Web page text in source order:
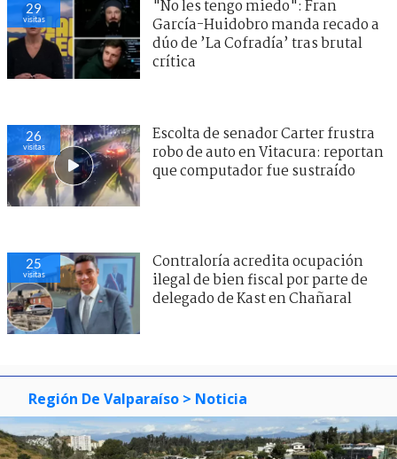
29
visitas
"No les tengo miedo": Fran
García-Huidobro manda recado a
dúo de ’La Cofradía’ tras brutal
crítica
26
visitas
Escolta de senador Carter frustra
robo de auto en Vitacura: reportan
que computador fue sustraído
25
visitas
Contraloría acredita ocupación
ilegal de bien fiscal por parte de
delegado de Kast en Chañaral
Región De Valparaíso > Noticia